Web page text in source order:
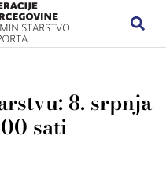
8. srpnja
sati